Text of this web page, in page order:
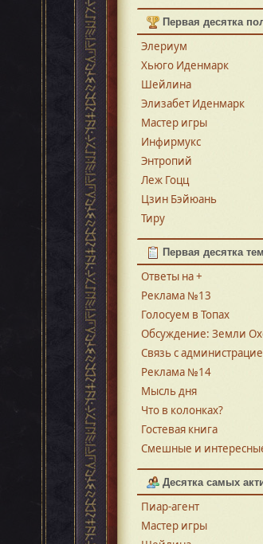
Первая десятка
Элериум
Хьюго Иденмарк
Шейлина
Элизабет Иденмарк
Мастер игры
Инфирмукс
Энтропий
Леж Гоцц
Цзин Бэйюань
Тиру
Первая десятка
Ответы на +
Реклама №13
Голосуем в Топах
Обсуждение: Земли
Связь с
Реклама №14
Мысль дня
Что в колонках?
Гостевая книга
Смешные и
Десятка самых
Пиар-агент
Мастер игры